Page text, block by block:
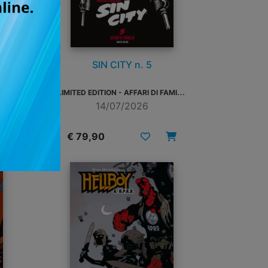
SIN CITY n. 5
L
IMITED EDITION - AFFARI DI FAMIGLIA
14/07/2026
€ 79,90